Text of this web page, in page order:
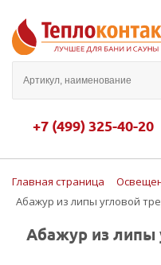
+7 (499) 325-40-20
Главная страница
Абажур из липы угловой
Абажур из липы